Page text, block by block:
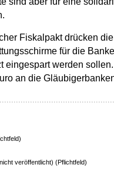
Fiskalpakt drücken
für die
eingespart werden
an die
veröffentlicht) (Pflichtfeld)